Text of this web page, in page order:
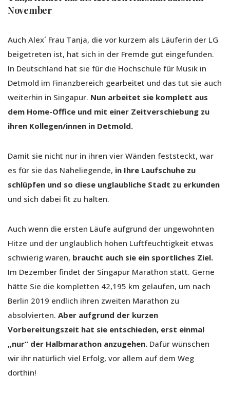
November
Auch Alex´ Frau Tanja, die vor kurzem als Läuferin der LG
beigetreten ist, hat sich in der Fremde gut eingefunden.
In Deutschland hat sie für die Hochschule für Musik in
Detmold im Finanzbereich gearbeitet und das tut sie auch
weiterhin in Singapur. Nun arbeitet sie komplett aus
dem Home-Office und mit einer Zeitverschiebung zu
ihren Kollegen/innen in Detmold.
Damit sie nicht nur in ihren vier Wänden feststeckt, war
es für sie das Naheliegende, in Ihre Laufschuhe zu
schlüpfen und so diese unglaubliche Stadt zu erkunden
und sich dabei fit zu halten.
Auch wenn die ersten Läufe aufgrund der ungewohnten
Hitze und der unglaublich hohen Luftfeuchtigkeit etwas
schwierig waren, braucht auch sie ein sportliches Ziel.
Im Dezember findet der Singapur Marathon statt. Gerne
hätte Sie die kompletten 42,195 km gelaufen, um nach
Berlin 2019 endlich ihren zweiten Marathon zu
absolvierten. Aber aufgrund der kurzen
Vorbereitungszeit hat sie entschieden, erst einmal
„nur“ der Halbmarathon anzugehen. Dafür wünschen
wir ihr natürlich viel Erfolg, vor allem auf dem Weg
dorthin!